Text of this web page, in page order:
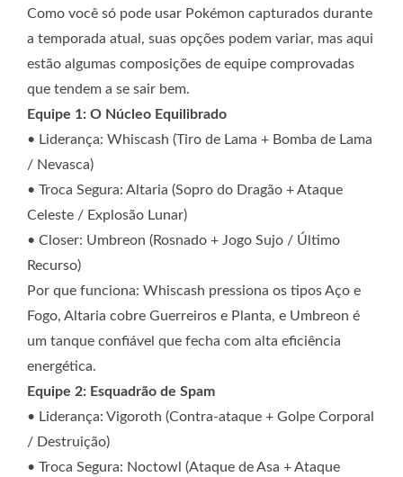
Como você só pode usar Pokémon capturados durante
a temporada atual, suas opções podem variar, mas aqui
estão algumas composições de equipe comprovadas
que tendem a se sair bem.
Equipe 1: O Núcleo Equilibrado
• Liderança: Whiscash (Tiro de Lama + Bomba de Lama
/ Nevasca)
• Troca Segura: Altaria (Sopro do Dragão + Ataque
Celeste / Explosão Lunar)
• Closer: Umbreon (Rosnado + Jogo Sujo / Último
Recurso)
Por que funciona: Whiscash pressiona os tipos Aço e
Fogo, Altaria cobre Guerreiros e Planta, e Umbreon é
um tanque confiável que fecha com alta eficiência
energética.
Equipe 2: Esquadrão de Spam
• Liderança: Vigoroth (Contra-ataque + Golpe Corporal
/ Destruição)
• Troca Segura: Noctowl (Ataque de Asa + Ataque